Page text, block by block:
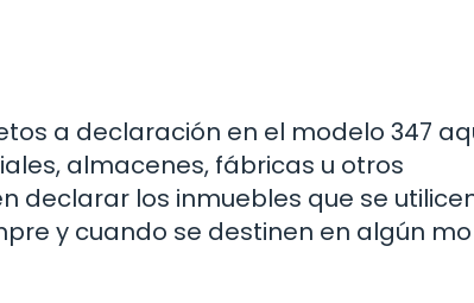
a declaración en el modelo 347
almacenes, fábricas u otros
declarar los inmuebles que se
y cuando se destinen en algún